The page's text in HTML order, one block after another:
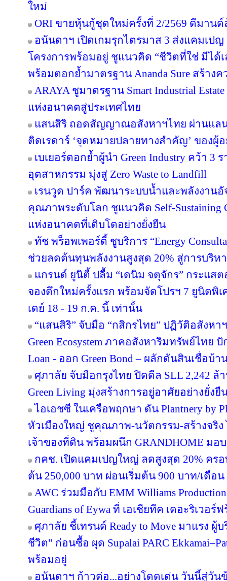
ใหม่
ORI ขายหุ้นกู้ชุดใหม่ครั้งที่ 2/2569 ดีมาน
อนันดาฯ เปิดเกมรุกไตรมาส 3 ส่งแคมเปญ
โครงการพร้อมอยู่ ชูแนวคิด “ชีวิตที่ใช่ มีได้
พร้อมตอกย้ำมาตรฐาน Ananda Sure สร้าง
ARAYA ชูมาตรฐาน Smart Industrial
แห่งอนาคตสู่ประเทศไทย
แสนสิริ ถอดสัญญาณอสังหาฯไทย ผ่านแล
ติดเรดาร์ ‘จุดหมายปลายทางสำคัญ’ ของผู้
เบเยอร์ตอกย้ำผู้นำ Green Industry คว้า 3
อุตสาหกรรม มุ่งสู่ Zero Waste to Landfill
เรนวูด ปาร์ค พัฒนาระบบน้ำและพลังงาน
คุณภาพระดับโลก ชูแนวคิด Self-Sustaining
แห่งอนาคตที่เติบโตอย่างยั่งยืน
ทัช พร็อพเพอร์ตี้ ชูบริการ “Energy
ช่วยลดต้นทุนพลังงานสูงสุด 20% สู่การบริห
แกรนด์ ยูนิตี้ ปลื้ม “เดนิม จตุจักร” กระแสต
จองตึกใหม่ครั้งแรก พร้อมจัดโปรฯ 7 ยูนิตพิเ
เดย์ 18 - 19 ก.ค. นี้ เท่านั้น
“แสนสิริ” จับมือ “กสิกรไทย” ปฏิวัติอสังหา
Green Ecosystem ภาคอสังหาริมทรัพย์ไทย
Loan - ออก Green Bond – ผลักดันสินเชื่อบ้า
ศุภาลัย จับมือกรุงไทย ปิดดีล SLL 2,242 ล้
Green Living มุ่งสร้างการอยู่อาศัยอย่างยั่งยื
ไอเอชซี ในเครือพฤกษา ดัน Plantnery by
หัวเมืองใหญ่ ชูคุณภาพ-นวัตกรรม-สร้างจริง
เจ้าของที่ดิน พร้อมผนึก GRANDHOME ม
กคช. เปิดแคมเปญใหญ่ ลดสูงสุด 20% ครอ
ต้น 250,000 บาท ผ่อนเริ่มต้น 900 บาท/เดือน
AWC ร่วมมือกับ EMM Williams
Guardians of Eywa ที่ เอเชียทีค เดอะริเวอ
ศุภาลัย ชี้เทรนด์ Ready to Move มาแรง
ชีวิต" ก่อนซื้อ ผุด Supalai PARC
พร้อมอยู่
อนันดาฯ ก้าวต่อ...อย่างโดดเด่น วันนี้สู่วัน